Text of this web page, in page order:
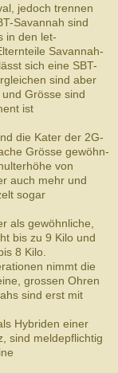
jedoch tren­nen
​Savannah sind
in den let­
Savannah-​
sich eine SBT-​
sind aber
Grösse sind
ist
die Kater der 2G-​
Grösse gewöhn­
von
auch mehr und
sogar
als gewöhn­liche,
bis zu 9 Kilo und
8 Kilo.
nimmt die
grossen Ohren
sind erst mit
Hybri­den einer
sind meldepflichtig